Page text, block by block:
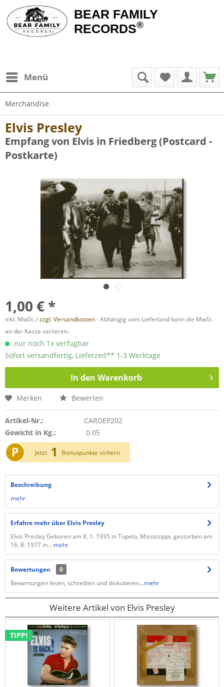
BEAR FAMILY
RECORDS®
Menü
Merchandise
Elvis Presley
Empfang von Elvis in Friedberg (Postcard -
Postkarte)
1,00 € *
inkl. MwSt. /zzgl. Versandkosten- Abhängig vom Lieferland kann die MwSt.
an der Kasse variieren.
nur noch 1x verfügbar
Sofort versandfertig, Lieferzeit** 1-3 Werktage
In den Warenkorb
Merken Bewerten
Artikel-Nr.:
CARDEP202
Gewicht in Kg.:
0.05
P Jetzt 1 Bonuspunkte sichern
Beschreibung
mehr
Erfahre mehr über Elvis Presley
Elvis Presley Geboren am 8. 1. 1935 in Tupelo, Mississippi, gestorben am
16. 8. 1977 in... mehr
Bewertungen
0
Bewertungen lesen, schreiben und diskutieren...mehr
Weitere Artikel von Elvis Presley
TIPP!